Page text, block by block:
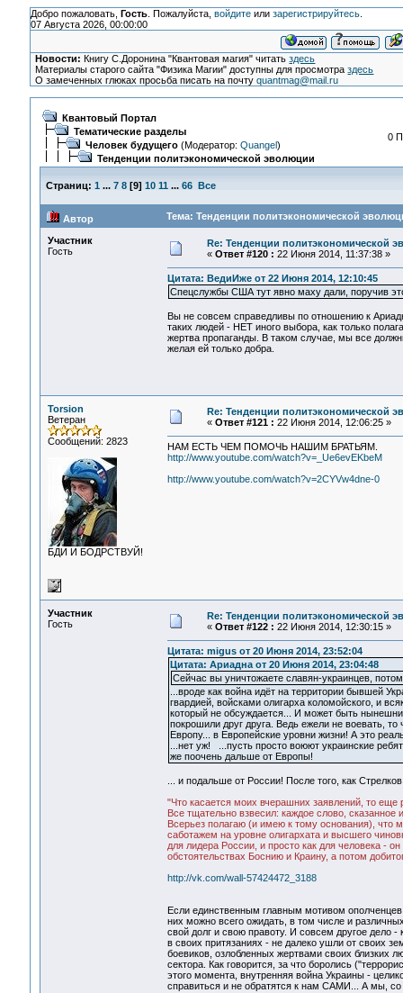
Добро пожаловать, Гость. Пожалуйста, войдитеили зарегистрируйтесь.
07 Августа 2026, 00:00:00
Новости: Книгу С.Доронина "Квантовая магия" читатьздесь
Материалы старого сайта "Физика Магии" доступны для просмотраздесь
О замеченных глюках просьба писать на почтуquantmag@mail.ru
Квантовый Портал
Тематические разделы
Человек будущего(Модератор: Quangel)
Тенденции политэкономической эволюции
0
Страниц: 1 ... 7 8[9] 10 11 ... 66 Все
Автор Тема: Тенденции политэкономической
Участник
Гость
Re: Тенденции политэкономической
« Ответ #120 : 22 Июня 2014, 11:37:38 »
Цитата: ВедиИже от 22 Июня 2014, 12:10:45
Спецслужбы США тут явно маху дали, поручив
Вы не совсем справедливы по отношению к
таких людей - НЕТ иного выбора, как только
жертва пропаганды. В таком случае, мы все
желая ей только добра.
Torsion
Ветеран
Сообщений: 2823
БДИ И БОДРСТВУЙ!
Re: Тенденции политэкономической
« Ответ #121 : 22 Июня 2014, 12:06:25 »
НАМ ЕСТЬ ЧЕМ ПОМОЧЬ НАШИМ БРАТЬЯМ.
http://www.youtube.com/watch?v=_Ue6evEKbeM
http://www.youtube.com/watch?v=2CYVw4dne-0
Участник
Гость
Re: Тенденции политэкономической
« Ответ #122 : 22 Июня 2014, 12:30:15 »
Цитата: migus от 20 Июня 2014, 23:52:04
Цитата: Ариадна от 20 Июня 2014, 23:04:48
Сейчас вы уничтожаете славян-украинцев,
...вроде как война идёт на территории бывшей
гвардией, войсками олигарха коломойского, и
который не обсуждается... И может быть
покрошили друг друга. Ведь ежели не воевать,
Европу... в Европейские уровни жизни! А это
...нет уж! ...пусть просто воюют украинские
же поочень дальше от Европы!
... и подальше от России! После того, как
"Что касается моих вчерашних заявлений, то еще
Все тщательно взвесил: каждое слово, сказанное
Всерьез полагаю (и имею к тому основания),
саботажем на уровне олигархата и высшего
для лидера России, и просто как для человека -
обстоятельствах Боснию и Краину, а потом
http://vk.com/wall-57424472_3188
Если единственным главным мотивом
них можно всего ожидать, в том числе и
свой долг и свою правоту. И совсем другое дело
в своих притязаниях - не далеко ушли от своих
боевиков, озлобленных жертвами своих близких
сектора. Как говорится, за что боролись
этого момента, внутренняя война Украины -
справиться и не обратятся к нам САМИ... А мы, со